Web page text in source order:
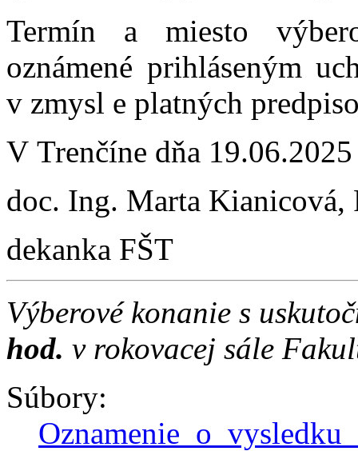
Termín a miesto
oznámené prihláseným
v zmysl e platných
V Trenčíne dňa 19.06.2025
doc. Ing. Marta Kianicová,
dekanka FŠT
Výberové konanie s
hod. v rokovacej sále
Súbory: